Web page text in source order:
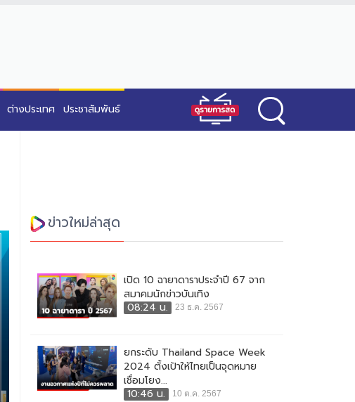
ต่างประเทศ ประชาสัมพันธ์
ข่าวใหม่ล่าสุด
เปิด 10 ฉายาดาราประจำปี 67 จาก
สมาคมนักข่าวบันเทิง
08:24 น.
23 ธ.ค. 2567
ยกระดับ Thailand Space Week
2024 ตั้งเป้าให้ไทยเป็นจุดหมาย
เชื่อมโยง...
10:46 น.
10 ต.ค. 2567